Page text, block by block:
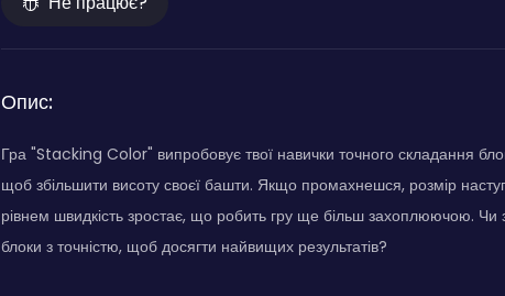
Опис:
Гра "Stacking Color" випробовує твої навички точного складання
щоб збільшити висоту своєї башти. Якщо промахнешся, розмір
рівнем швидкість зростає, що робить гру ще більш захоплюючою. Чи
блоки з точністю, щоб досягти найвищих результатів?